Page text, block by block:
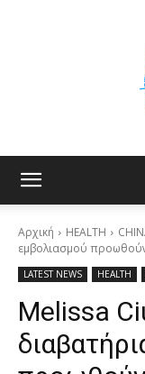
Αρχική HEALTH
εμβολιασμού προωθούν
LATEST NEWS HEALTH
Melissa